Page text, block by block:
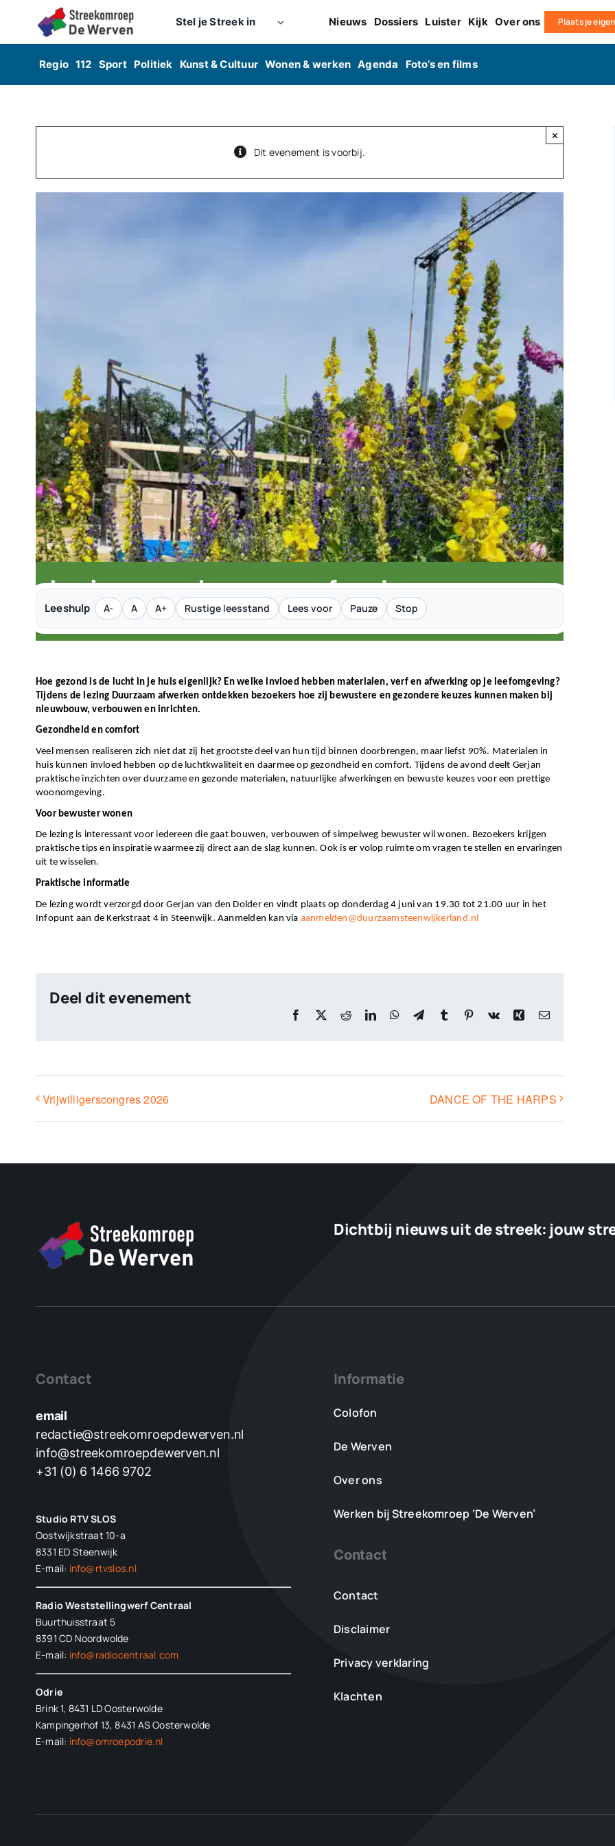
Stel je Streek in Nieuws Dossiers Luister Kijk Over ons Plaats je
Regio 112 Sport Politiek Kunst & Cultuur Wonen & werken Agenda Foto’s en films
Dit evenement is voorbij.
×
Leeshulp A- A A+ Rustige leesstand Lees voor Pauze Stop
Lezing over duurzaam afwerken
4 juni om 19:30-21:00
Hoe gezond is de lucht in je huis eigenlijk? En welke invloed hebben materialen, verf en afwerking op je leefomgeving?
Tijdens de lezing Duurzaam afwerken ontdekken bezoekers hoe zij bewustere en gezondere keuzes kunnen maken bij
nieuwbouw, verbouwen en inrichten.
Gezondheid en comfort
Veel mensen realiseren zich niet dat zij het grootste deel van hun tijd binnen doorbrengen, maar liefst 90%. Materialen in
huis kunnen invloed hebben op de luchtkwaliteit en daarmee op gezondheid en comfort. Tijdens de avond deelt Gerjan
praktische inzichten over duurzame en gezonde materialen, natuurlijke afwerkingen en bewuste keuzes voor een prettige
woonomgeving.
Voor bewuster wonen
De lezing is interessant voor iedereen die gaat bouwen, verbouwen of simpelweg bewuster wil wonen. Bezoekers krijgen
praktische tips en inspiratie waarmee zij direct aan de slag kunnen. Ook is er volop ruimte om vragen te stellen en ervaringen
uit te wisselen.
Praktische informatie
De lezing wordt verzorgd door Gerjan van den Dolder en vindt plaats op donderdag 4 juni van 19.30 tot 21.00 uur in het
Infopunt aan de Kerkstraat 4 in Steenwijk. Aanmelden kan via aanmelden@duurzaamsteenwijkerland.nl
Deel dit evenement
Facebook
X RedditLinkedInWhatsApp
TelegramTumblr Pinterest
Vk Xing Email
Vrijwilligerscongres 2026 DANCE OF THE HARPS
Dichtbij nieuws uit de streek: jouw
Contact
email
redactie@streekomroepdewerven.nl
info@streekomroepdewerven.nl
+31 (0) 6 1466 9702
Studio RTV SLOS
Oostwijkstraat 10-a
8331 ED Steenwijk
E-mail: info@rtvslos.nl
Radio Weststellingwerf Centraal
Buurthuisstraat 5
8391 CD Noordwolde
E-mail: info@radiocentraal.com
Odrie
Brink 1, 8431 LD Oosterwolde
Kampingerhof 13, 8431 AS Oosterwolde
E-mail: info@omroepodrie.nl
Informatie
Colofon
De Werven
Over ons
Werken bij Streekomroep ‘De Werven’
Contact
Contact
Disclaimer
Privacy verklaring
Klachten